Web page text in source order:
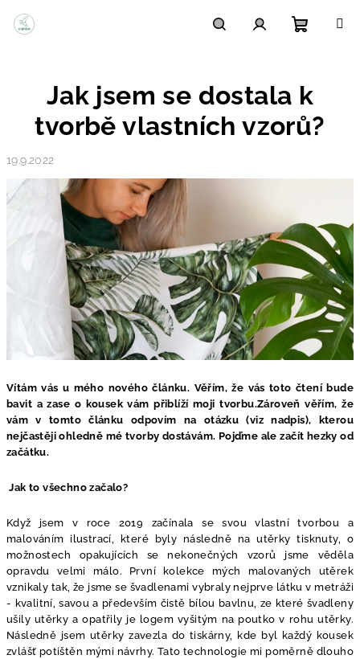
košík
Jak jsem se dostala k
tvorbě vlastních vzorů?
19.9.2022
Vítám vás u mého nového článku. Věřím, že vás toto čtení bude
bavit a zase o kousek vám přiblíží moji tvorbu.Zároveň věřím, že
vám v tomto článku odpovím na otázku (viz nadpis), kterou
nejčastěji ohledně mé tvorby dostávám. Pojďme ale začít hezky od
začátku.
Jak to všechno začalo?
Když jsem v roce 2019 začínala se svou vlastní tvorbou a
malováním ilustrací, které byly následně na utěrky tisknuty, o
možnostech opakujících se nekonečných vzorů jsme věděla
opravdu velmi málo. První kolekce mých malovaných utěrek
vznikaly tak, že jsme se švadlenami vybraly nejprve látku v metráži
- kvalitní, savou a především čistě bílou bavlnu, ze které švadleny
ušily utěrky a opatřily je logem vyšitým na poutko v rohu utěrky.
Následně jsem utěrky zavezla do tiskárny, kde byl každý kousek
zvlášť potištěn mými návrhy. Tato technologie mi poměrně dlouho